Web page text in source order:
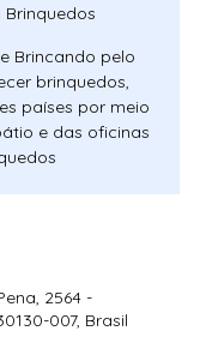
Brinquedos
Brincando pelo
brinquedos,
países por meio
e das oficinas
2564 -
007, Brasil